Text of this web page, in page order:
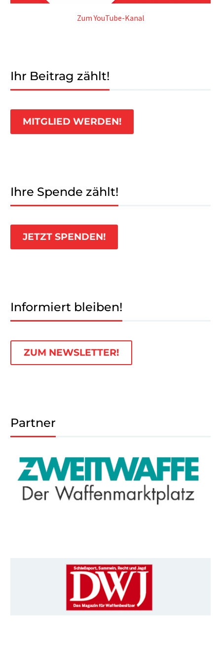
Zum YouTube-Kanal
Ihr Beitrag zählt!
MITGLIED WERDEN!
Ihre Spende zählt!
JETZT SPENDEN!
Informiert bleiben!
ZUM NEWSLETTER!
Partner